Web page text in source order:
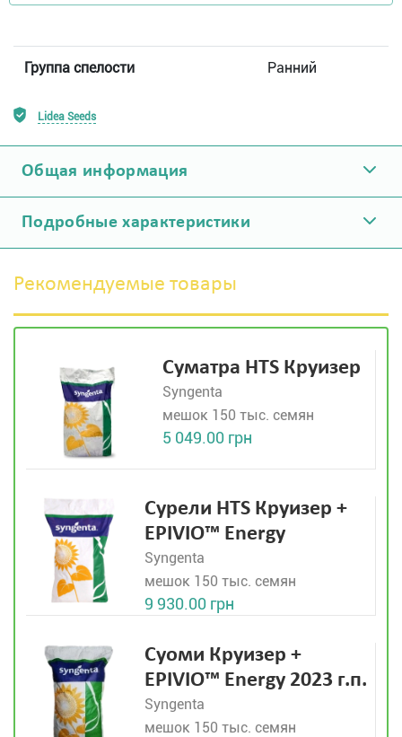
Группа спелости Ранний
Lidea Seeds
Общая информация
Подробные характеристики
Рекомендуемые товары
Суматра HTS Круизер
Syngenta
мешок 150 тыс. семян
5 049.00 грн
Сурели HTS Круизер +
EPIVIO™ Energy
Syngenta
мешок 150 тыс. семян
9 930.00 грн
Суоми Круизер +
EPIVIO™ Energy 2023 г.п.
Syngenta
мешок 150 тыс. семян